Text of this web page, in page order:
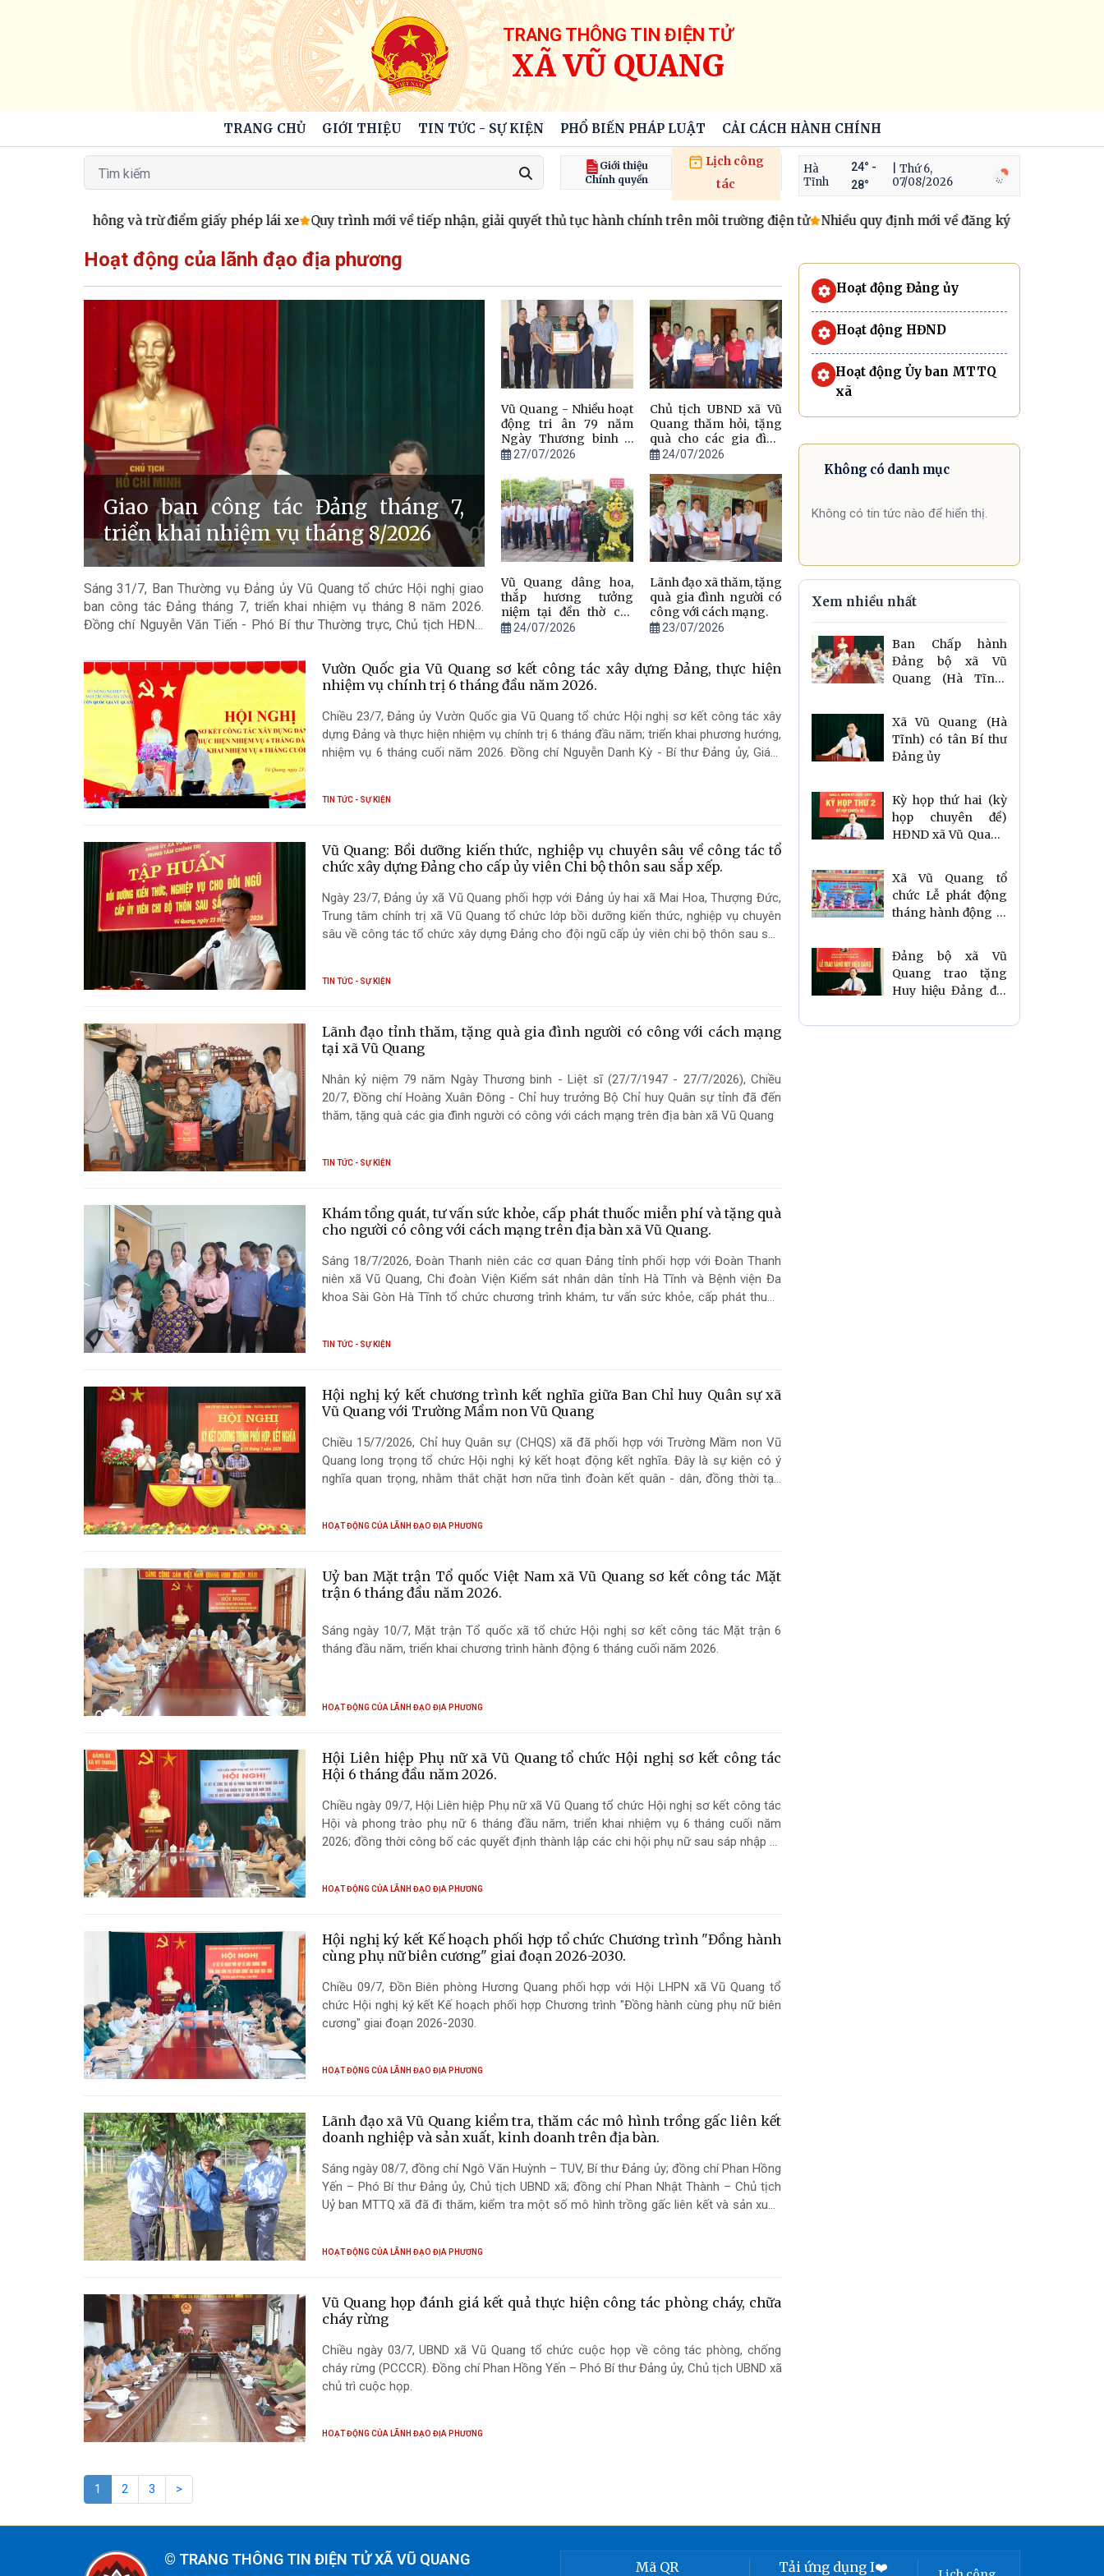
TRANG THÔNG TIN ĐIỆN TỬ
XÃ VŨ QUANG
TRANG CHỦ GIỚI THIỆU TIN TỨC - SỰ KIỆN PHỔ BIẾN PHÁP LUẬT CẢI CÁCH HÀNH CHÍNH
Giới thiệu
Chính quyền
Lịch công
tác
Hà
Tĩnh
24° -
28°
| Thứ 6,
07/08/2026
giao thông và trừ điểm giấy phép lái xe Quy trình mới về tiếp nhận, giải quyết thủ tục hành chính trên môi trường điện tử Nhiều quy định mới về đăng ký cư trú người dân
Hoạt động của lãnh đạo địa phương
Giao ban công tác Đảng tháng 7,
triển khai nhiệm vụ tháng 8/2026
Sáng 31/7, Ban Thường vụ Đảng ủy Vũ Quang tổ chức Hội nghị giao
ban công tác Đảng tháng 7, triển khai nhiệm vụ tháng 8 năm 2026.
Đồng chí Nguyễn Văn Tiến - Phó Bí thư Thường trực, Chủ tịch HĐND
hội nghị.
Vũ Quang - Nhiều hoạt
động tri ân 79 năm
Ngày Thương binh -
Liệt sĩ
27/07/2026
Chủ tịch UBND xã Vũ
Quang thăm hỏi, tặng
quà cho các gia đình
chính sách, người có
24/07/2026
Vũ Quang dâng hoa,
thắp hương tưởng
niệm tại đền thờ các
anh hùng liệt sĩ và
quân.
24/07/2026
Lãnh đạo xã thăm, tặng
quà gia đình người có
công với cách mạng.
23/07/2026
Vườn Quốc gia Vũ Quang sơ kết công tác xây dựng Đảng, thực hiện
nhiệm vụ chính trị 6 tháng đầu năm 2026.
Chiều 23/7, Đảng ủy Vườn Quốc gia Vũ Quang tổ chức Hội nghị sơ kết công tác xây
dựng Đảng và thực hiện nhiệm vụ chính trị 6 tháng đầu năm; triển khai phương hướng,
nhiệm vụ 6 tháng cuối năm 2026. Đồng chí Nguyễn Danh Kỳ - Bí thư Đảng ủy, Giám
Vườn Quốc gia Vũ Quang chủ trì hội nghị.
TIN TỨC - SỰ KIỆN
Vũ Quang: Bồi dưỡng kiến thức, nghiệp vụ chuyên sâu về công tác tổ
chức xây dựng Đảng cho cấp ủy viên Chi bộ thôn sau sắp xếp.
Ngày 23/7, Đảng ủy xã Vũ Quang phối hợp với Đảng ủy hai xã Mai Hoa, Thượng Đức,
Trung tâm chính trị xã Vũ Quang tổ chức lớp bồi dưỡng kiến thức, nghiệp vụ chuyên
sâu về công tác tổ chức xây dựng Đảng cho đội ngũ cấp ủy viên chi bộ thôn sau sắp
TIN TỨC - SỰ KIỆN
Lãnh đạo tỉnh thăm, tặng quà gia đình người có công với cách mạng
tại xã Vũ Quang
Nhân kỷ niệm 79 năm Ngày Thương binh - Liệt sĩ (27/7/1947 - 27/7/2026), Chiều
20/7, Đồng chí Hoàng Xuân Đông - Chỉ huy trưởng Bộ Chỉ huy Quân sự tỉnh đã đến
thăm, tặng quà các gia đình người có công với cách mạng trên địa bàn xã Vũ Quang
TIN TỨC - SỰ KIỆN
Khám tổng quát, tư vấn sức khỏe, cấp phát thuốc miễn phí và tặng quà
cho người có công với cách mạng trên địa bàn xã Vũ Quang.
Sáng 18/7/2026, Đoàn Thanh niên các cơ quan Đảng tỉnh phối hợp với Đoàn Thanh
niên xã Vũ Quang, Chi đoàn Viện Kiểm sát nhân dân tỉnh Hà Tĩnh và Bệnh viện Đa
khoa Sài Gòn Hà Tĩnh tổ chức chương trình khám, tư vấn sức khỏe, cấp phát thuốc
TIN TỨC - SỰ KIỆN
Hội nghị ký kết chương trình kết nghĩa giữa Ban Chỉ huy Quân sự xã
Vũ Quang với Trường Mầm non Vũ Quang
Chiều 15/7/2026, Chỉ huy Quân sự (CHQS) xã đã phối hợp với Trường Mầm non Vũ
Quang long trọng tổ chức Hội nghị ký kết hoạt động kết nghĩa. Đây là sự kiện có ý
nghĩa quan trọng, nhằm thắt chặt hơn nữa tình đoàn kết quân - dân, đồng thời tạo
HOẠT ĐỘNG CỦA LÃNH ĐẠO ĐỊA PHƯƠNG
Uỷ ban Mặt trận Tổ quốc Việt Nam xã Vũ Quang sơ kết công tác Mặt
trận 6 tháng đầu năm 2026.
Sáng ngày 10/7, Mặt trận Tổ quốc xã tổ chức Hội nghị sơ kết công tác Mặt trận 6
tháng đầu năm, triển khai chương trình hành động 6 tháng cuối năm 2026.
HOẠT ĐỘNG CỦA LÃNH ĐẠO ĐỊA PHƯƠNG
Hội Liên hiệp Phụ nữ xã Vũ Quang tổ chức Hội nghị sơ kết công tác
Hội 6 tháng đầu năm 2026.
Chiều ngày 09/7, Hội Liên hiệp Phụ nữ xã Vũ Quang tổ chức Hội nghị sơ kết công tác
Hội và phong trào phụ nữ 6 tháng đầu năm, triển khai nhiệm vụ 6 tháng cuối năm
2026; đồng thời công bố các quyết định thành lập các chi hội phụ nữ sau sáp nhập và
HOẠT ĐỘNG CỦA LÃNH ĐẠO ĐỊA PHƯƠNG
Hội nghị ký kết Kế hoạch phối hợp tổ chức Chương trình "Đồng hành
cùng phụ nữ biên cương" giai đoạn 2026-2030.
Chiều 09/7, Đồn Biên phòng Hương Quang phối hợp với Hội LHPN xã Vũ Quang tổ
chức Hội nghị ký kết Kế hoạch phối hợp Chương trình "Đồng hành cùng phụ nữ biên
cương" giai đoạn 2026-2030.
HOẠT ĐỘNG CỦA LÃNH ĐẠO ĐỊA PHƯƠNG
Lãnh đạo xã Vũ Quang kiểm tra, thăm các mô hình trồng gấc liên kết
doanh nghiệp và sản xuất, kinh doanh trên địa bàn.
Sáng ngày 08/7, đồng chí Ngô Văn Huỳnh – TUV, Bí thư Đảng ủy; đồng chí Phan Hồng
Yến – Phó Bí thư Đảng ủy, Chủ tịch UBND xã; đồng chí Phan Nhật Thành – Chủ tịch
Uỷ ban MTTQ xã đã đi thăm, kiểm tra một số mô hình trồng gấc liên kết và sản xuất,
HOẠT ĐỘNG CỦA LÃNH ĐẠO ĐỊA PHƯƠNG
Vũ Quang họp đánh giá kết quả thực hiện công tác phòng cháy, chữa
cháy rừng
Chiều ngày 03/7, UBND xã Vũ Quang tổ chức cuộc họp về công tác phòng, chống
cháy rừng (PCCCR). Đồng chí Phan Hồng Yến – Phó Bí thư Đảng ủy, Chủ tịch UBND xã
chủ trì cuộc họp.
HOẠT ĐỘNG CỦA LÃNH ĐẠO ĐỊA PHƯƠNG
1 2 3 >
Hoạt động Đảng ủy
Hoạt động HĐND
Hoạt động Ủy ban MTTQ
xã
Không có danh mục
Không có tin tức nào để hiển thị.
Xem nhiều nhất
Ban Chấp hành
Đảng bộ xã Vũ
Quang (Hà Tĩnh)
phương án sắp xếp
tổ chức Đảng và
nhân sự Bí thư,
Trưởng ban Công
trưởng và An ninh
cơ sở, thôn đội
trưởng sau sáp
Xã Vũ Quang (Hà
Tĩnh) có tân Bí thư
Đảng ủy
Kỳ họp thứ hai (kỳ
họp chuyên đề)
HĐND xã Vũ Quang
Xã Vũ Quang tổ
chức Lễ phát động
tháng hành động vì
chủ đề “Trẻ em
hạnh phúc, an toàn,
vững bước trong kỷ
nguyên số”
Đảng bộ xã Vũ
Quang trao tặng
Huy hiệu Đảng đợt
công tác xây dựng
© TRANG THÔNG TIN ĐIỆN TỬ XÃ VŨ QUANG Mã QR
Tải ứng dụng I❤️